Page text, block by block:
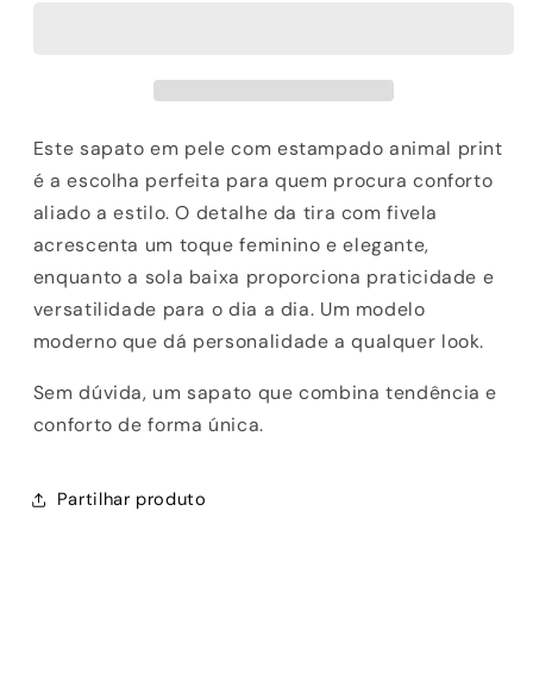
GREEN
GREEN
Este sapato em pele com estampado animal print
é a escolha perfeita para quem procura conforto
aliado a estilo. O detalhe da tira com fivela
acrescenta um toque feminino e elegante,
enquanto a sola baixa proporciona praticidade e
versatilidade para o dia a dia. Um modelo
moderno que dá personalidade a qualquer look.
Sem dúvida, um sapato que combina tendência e
conforto de forma única.
Partilhar produto